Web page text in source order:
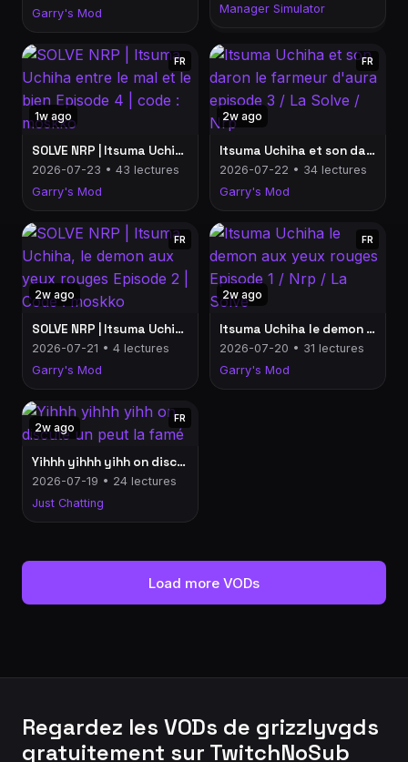
Garry's Mod Manager Simulator
1w ago
FR
SOLVE NRP | Itsuma Uchiha entre le mal et le bien Episode 4 | code : moskko
2026-07-23 • 43 lectures
Garry's Mod
2w ago
FR
Itsuma Uchiha et son daron le farmeur d'aura episode 3 / La Solve / Nrp
2026-07-22 • 34 lectures
Garry's Mod
2w ago
FR
SOLVE NRP | Itsuma Uchiha, le demon aux yeux rouges Episode 2 | Code : moskko
2026-07-21 • 4 lectures
Garry's Mod
2w ago
FR
Itsuma Uchiha le demon aux yeux rouges Episode 1 / Nrp / La Solve
2026-07-20 • 31 lectures
Garry's Mod
2w ago
FR
Yihhh yihhh yihh on discute un peut la famé
2026-07-19 • 24 lectures
Just Chatting
Load more VODs
Regardez les VODs de grizzlyvgds
gratuitement sur TwitchNoSub